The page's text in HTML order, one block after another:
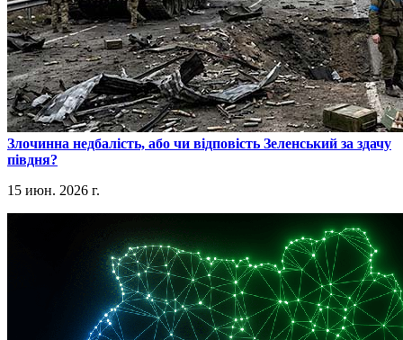
​Злочинна недбалість, або чи відповість Зеленський за здачу
півдня?
15 июн. 2026 г.